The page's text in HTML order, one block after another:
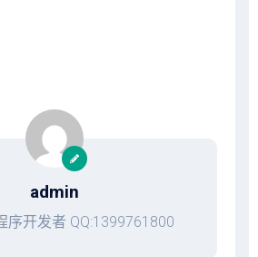
admin
序开发者 QQ:1399761800